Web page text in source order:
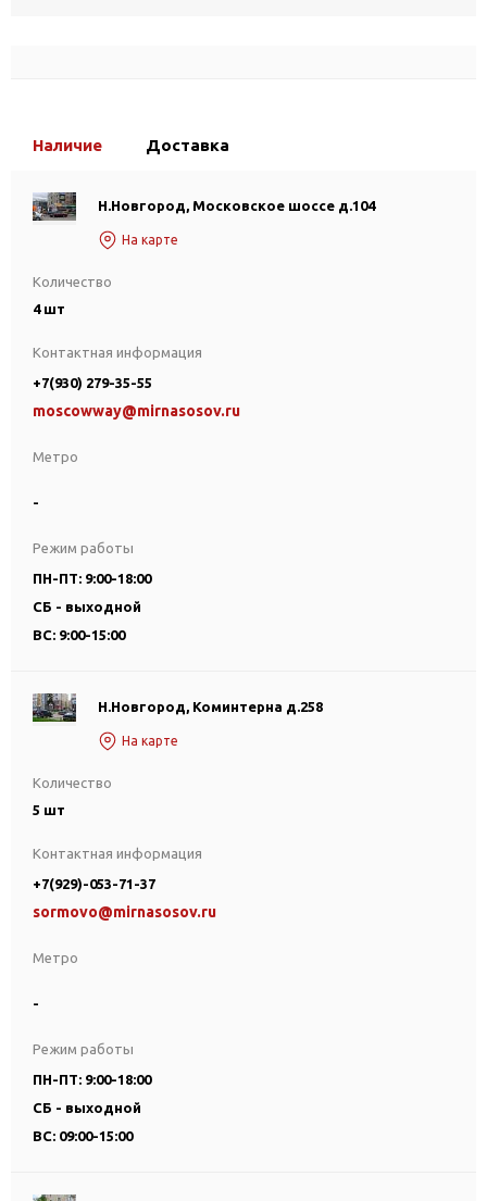
Наличие Доставка
Н.Новгород, Московское шоссе д.104
На карте
Количество
4 шт
Метро
-
Контактная информация
+7(930) 279-35-55
moscowway@mirnasosov.ru
Режим работы
ПН-ПТ: 9:00-18:00
СБ - выходной
ВС: 9:00-15:00
Н.Новгород, Коминтерна д.258
На карте
Количество
5 шт
Метро
-
Контактная информация
+7(929)-053-71-37
sormovo@mirnasosov.ru
Режим работы
ПН-ПТ: 9:00-18:00
СБ - выходной
ВС: 09:00-15:00